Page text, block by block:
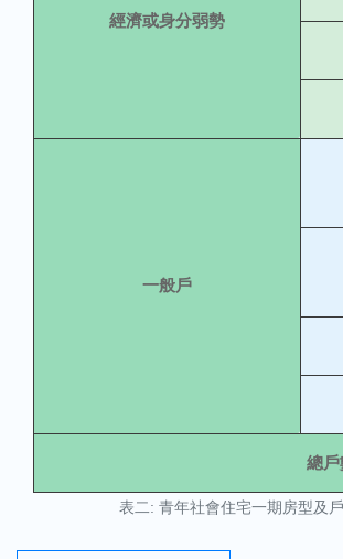
經濟或身分弱勢
一般戶
總戶
表二: 青年社會住宅一期房型及